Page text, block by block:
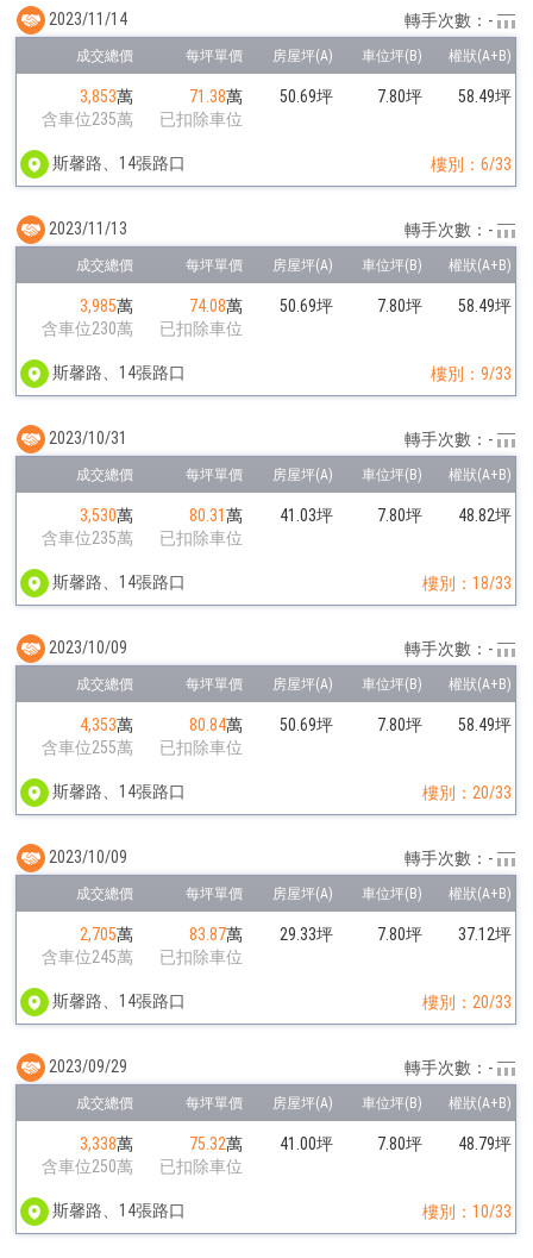
3,853萬
含車位235萬
71.38萬
已扣除車位
50.69坪 7.80坪 58.49坪
斯馨路、14張路口 樓別：6/33
2023/11/14 轉手次數：-
3,985萬
含車位230萬
74.08萬
已扣除車位
50.69坪 7.80坪 58.49坪
斯馨路、14張路口 樓別：9/33
2023/11/13 轉手次數：-
3,530萬
含車位235萬
80.31萬
已扣除車位
41.03坪 7.80坪 48.82坪
斯馨路、14張路口 樓別：18/33
2023/10/31 轉手次數：-
4,353萬
含車位255萬
80.84萬
已扣除車位
50.69坪 7.80坪 58.49坪
斯馨路、14張路口 樓別：20/33
2023/10/09 轉手次數：-
2,705萬
含車位245萬
83.87萬
已扣除車位
29.33坪 7.80坪 37.12坪
斯馨路、14張路口 樓別：20/33
2023/10/09 轉手次數：-
3,338萬
含車位250萬
75.32萬
已扣除車位
41.00坪 7.80坪 48.79坪
斯馨路、14張路口 樓別：10/33
2023/09/29 轉手次數：-